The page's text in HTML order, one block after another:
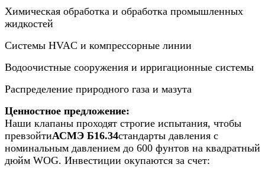
Химическая обработка и обработка промышленных
жидкостей
Системы HVAC и компрессорные линии
Водоочистные сооружения и ирригационные системы
Распределение природного газа и мазута
Ценностное предложение:
Наши клапаны проходят строгие испытания, чтобы
превзойтиАСМЭ Б16.34стандарты давления с
номинальным давлением до 600 фунтов на квадратный
дюйм WOG. Инвестиции окупаются за счет: